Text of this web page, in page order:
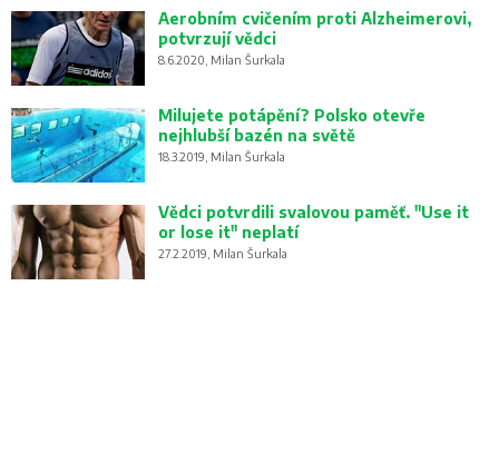
Aerobním cvičením proti Alzheimerovi,
potvrzují vědci
8.6.2020, Milan Šurkala
Milujete potápění? Polsko otevře
nejhlubší bazén na světě
18.3.2019, Milan Šurkala
Vědci potvrdili svalovou paměť. "Use it
or lose it" neplatí
27.2.2019, Milan Šurkala